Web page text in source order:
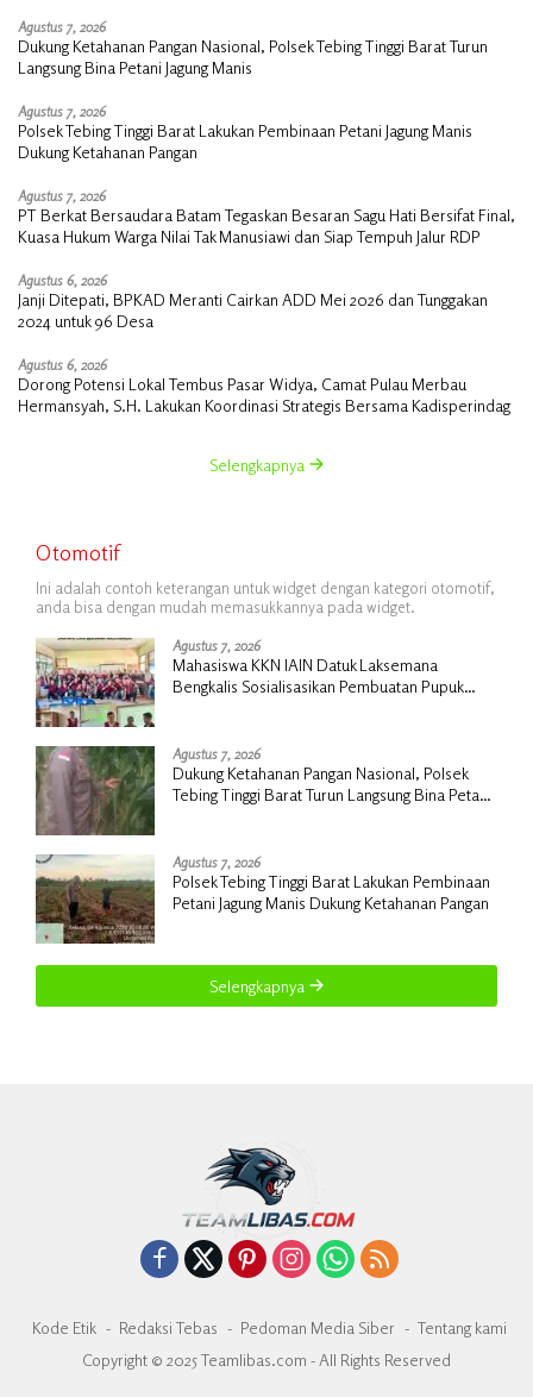
Agustus 7, 2026
Dukung Ketahanan Pangan Nasional, Polsek Tebing Tinggi Barat Turun
Langsung Bina Petani Jagung Manis
Agustus 7, 2026
Polsek Tebing Tinggi Barat Lakukan Pembinaan Petani Jagung Manis
Dukung Ketahanan Pangan
Agustus 7, 2026
PT Berkat Bersaudara Batam Tegaskan Besaran Sagu Hati Bersifat Final,
Kuasa Hukum Warga Nilai Tak Manusiawi dan Siap Tempuh Jalur RDP
Agustus 6, 2026
Janji Ditepati, BPKAD Meranti Cairkan ADD Mei 2026 dan Tunggakan
2024 untuk 96 Desa
Agustus 6, 2026
Dorong Potensi Lokal Tembus Pasar Widya, Camat Pulau Merbau
Hermansyah, S.H. Lakukan Koordinasi Strategis Bersama Kadisperindag
Selengkapnya
Otomotif
Ini adalah contoh keterangan untuk widget dengan kategori otomotif,
anda bisa dengan mudah memasukkannya pada widget.
Agustus 7, 2026
Mahasiswa KKN IAIN Datuk Laksemana
Bengkalis Sosialisasikan Pembuatan Pupuk
Agustus 7, 2026
Dukung Ketahanan Pangan Nasional, Polsek
Tebing Tinggi Barat Turun Langsung Bina Petani
Agustus 7, 2026
Polsek Tebing Tinggi Barat Lakukan Pembinaan
Petani Jagung Manis Dukung Ketahanan Pangan
Selengkapnya
Kode Etik Redaksi Tebas Pedoman Media Siber
Tentang kami
Copyright © 2025 Teamlibas.com - All Rights Reserved